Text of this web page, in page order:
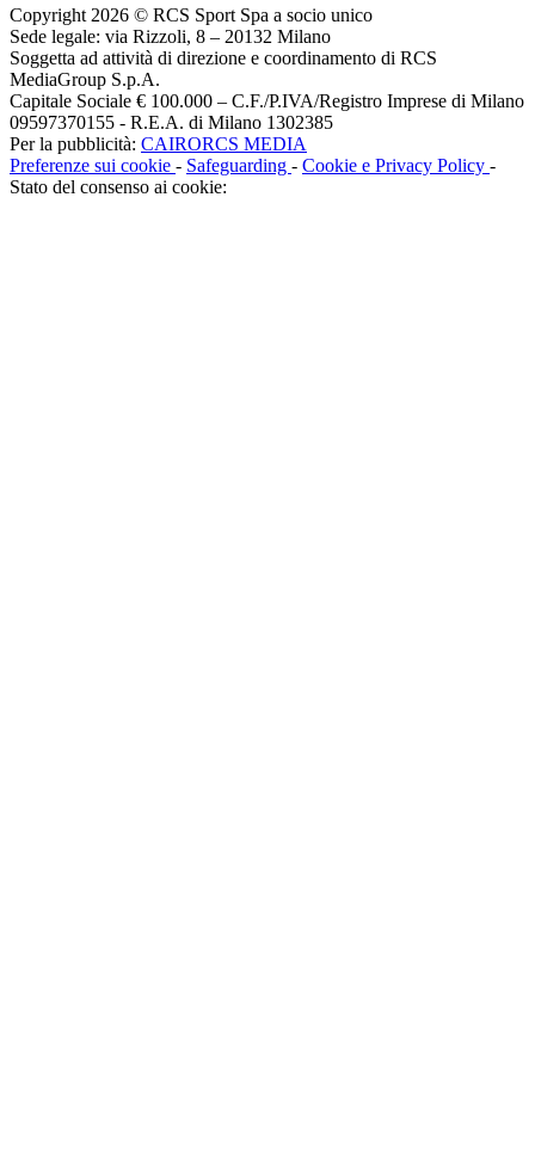
Copyright 2026 © RCS Sport Spa a socio unico
Sede legale: via Rizzoli, 8 – 20132 Milano
Soggetta ad attività di direzione e coordinamento di RCS
MediaGroup S.p.A.
Capitale Sociale € 100.000 – C.F./P.IVA/Registro Imprese di Milano
09597370155 - R.E.A. di Milano 1302385
Per la pubblicità: CAIRORCS MEDIA
Preferenze sui cookie - Safeguarding - Cookie e Privacy Policy -
Stato del consenso ai cookie: